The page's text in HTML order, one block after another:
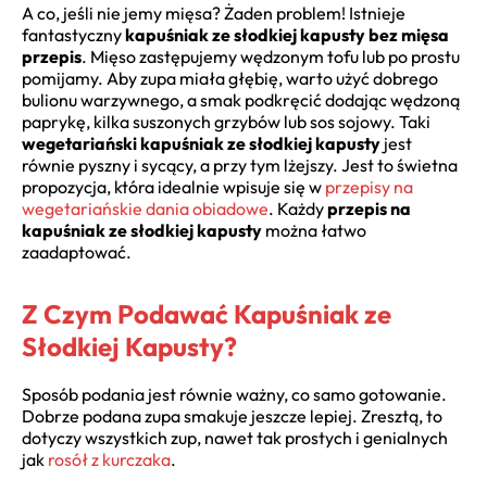
A co, jeśli nie jemy mięsa? Żaden problem! Istnieje
fantastycznykapuśniak ze słodkiej kapusty bez mięsa
przepis. Mięso zastępujemy wędzonym tofu lub po prostu
pomijamy. Aby zupa miała głębię, warto użyć dobrego
bulionu warzywnego, a smak podkręcić dodając wędzoną
paprykę, kilka suszonych grzybów lub sos sojowy. Taki
wegetariański kapuśniak ze słodkiej kapusty jest
równie pyszny i sycący, a przy tym lżejszy. Jest to świetna
propozycja, która idealnie wpisuje się w przepisy na
wegetariańskie dania obiadowe. Każdyprzepis na
kapuśniak ze słodkiej kapusty można łatwo
zaadaptować.
Z Czym Podawać Kapuśniak ze
Słodkiej Kapusty?
Sposób podania jest równie ważny, co samo gotowanie.
Dobrze podana zupa smakuje jeszcze lepiej. Zresztą, to
dotyczy wszystkich zup, nawet tak prostych i genialnych
jak rosół z kurczaka.